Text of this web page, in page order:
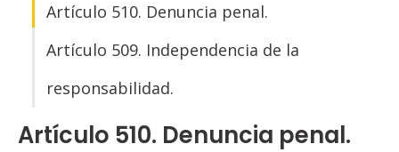
Artículo 510. Denuncia penal.
Artículo 509. Independencia de la
responsabilidad.
Artículo 510. Denuncia penal.